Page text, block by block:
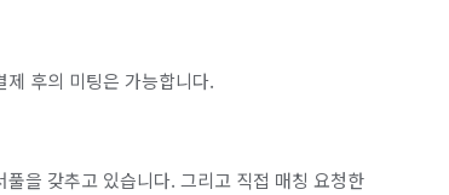
후의 미팅은 가능합니다.
을 갖추고 있습니다. 그리고 직접 매칭 요청한